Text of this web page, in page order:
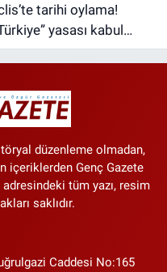
yasası kabul
düzenleme olmadan,
içeriklerden Genç Gazete
tüm yazı, resim
saklıdır.
Caddesi No:165